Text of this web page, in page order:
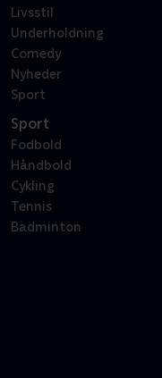
Livsstil
Underholdning
Comedy
Nyheder
Sport
Sport
Fodbold
Håndbold
Cykling
Tennis
Badminton